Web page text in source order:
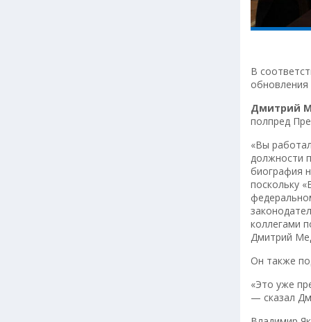
В
обновления
Дмитрий
полпред
«Вы
должности
биография
поскольку
коллегами
Дмитрий
Он также
«Это уже
— сказал